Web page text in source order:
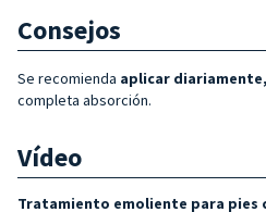
Consejos
Se recomienda aplicar
completa absorción.
Vídeo
Tratamiento emoliente para pies